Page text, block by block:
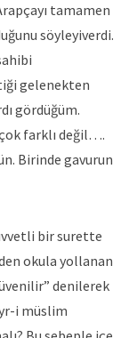
tamamen
söyleyiverdi.
gelenekten
gördüğüm.
farklı değil….
Birinde gavurun
bir surette
okula yollanan
denilerek
i müslim